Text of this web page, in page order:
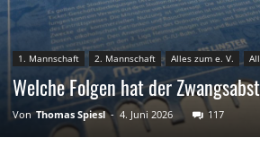
1. Mannschaft 2. Mannschaft Alles zum e. V.
Welche Folgen hat der
Von Thomas Spiesl - 4. Juni 2026 117